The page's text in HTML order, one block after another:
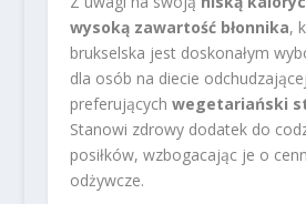
wysoką zawartość błonnika,
brukselska jest doskonałym
dla osób na diecie
preferujących wegetariański
Stanowi zdrowy dodatek do
posiłków, wzbogacając je o
odżywcze.